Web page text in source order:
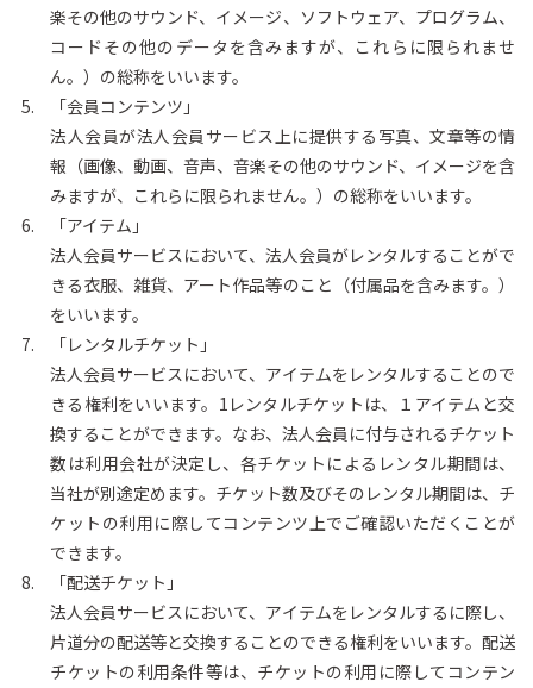
楽その他のサウンド、イメージ、ソフトウェア、プログラム、
コードその他のデータを含みますが、これらに限られませ
ん。）の総称をいいます。
「会員コンテンツ」
法人会員が法人会員サービス上に提供する写真、文章等の情
報（画像、動画、音声、音楽その他のサウンド、イメージを含
みますが、これらに限られません。）の総称をいいます。
「アイテム」
法人会員サービスにおいて、法人会員がレンタルすることがで
きる衣服、雑貨、アート作品等のこと（付属品を含みます。）
をいいます。
「レンタルチケット」
法人会員サービスにおいて、アイテムをレンタルすることので
きる権利をいいます。1レンタルチケットは、１アイテムと交
換することができます。なお、法人会員に付与されるチケット
数は利用会社が決定し、各チケットによるレンタル期間は、
当社が別途定めます。チケット数及びそのレンタル期間は、チ
ケットの利用に際してコンテンツ上でご確認いただくことが
できます。
「配送チケット」
法人会員サービスにおいて、アイテムをレンタルするに際し、
片道分の配送等と交換することのできる権利をいいます。配送
チケットの利用条件等は、チケットの利用に際してコンテン